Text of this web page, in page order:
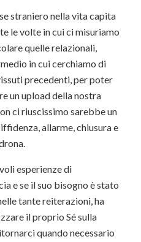
straniero nella vita capita
le volte in cui ci misuriamo
quelle relazionali,
in cui cerchiamo di
precedenti, per poter
un upload della nostra
ci riuscissimo sarebbe un
allarme, chiusura e
esperienze di
e se il suo bisogno è stato
tante reiterazioni, ha
il proprio Sé sulla
quando necessario